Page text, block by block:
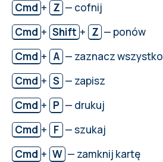
Cmd + Z — cofnij
Cmd + Shift + Z — ponów
Cmd + A — zaznacz wszystko
Cmd + S — zapisz
Cmd + P — drukuj
Cmd + F — szukaj
Cmd + W — zamknij kartę